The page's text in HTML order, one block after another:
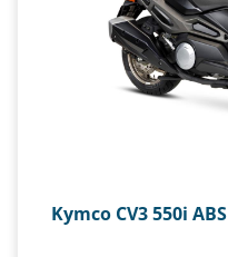
Kymco CV3 550i ABS